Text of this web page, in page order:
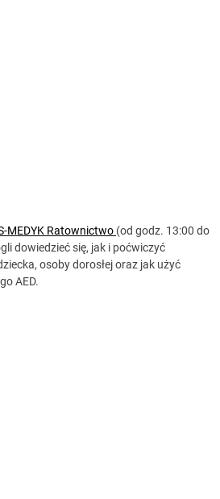
MEDYK Ratownictwo (od godz. 13:00 do
dowiedzieć się, jak i poćwiczyć
osoby dorosłej oraz jak użyć
AED.